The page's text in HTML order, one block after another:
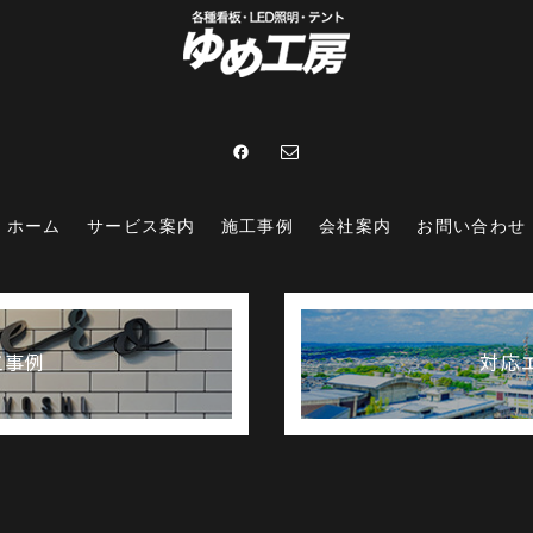
ホーム サービス案内 施工事例 会社案内 お問い合わせ
例 対応